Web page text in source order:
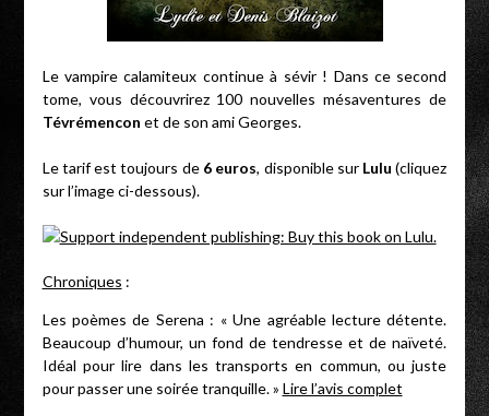
Le vampire calamiteux continue à sévir ! Dans ce second
tome, vous découvrirez 100 nouvelles mésaventures de
Tévrémencon et de son ami Georges.
Le tarif est toujours de 6 euros, disponible sur Lulu (cliquez
sur l’image ci-dessous).
Chroniques :
Les poèmes de Serena : « Une agréable lecture détente.
Beaucoup d’humour, un fond de tendresse et de naïveté.
Idéal pour lire dans les transports en commun, ou juste
pour passer une soirée tranquille. » Lire l’avis complet